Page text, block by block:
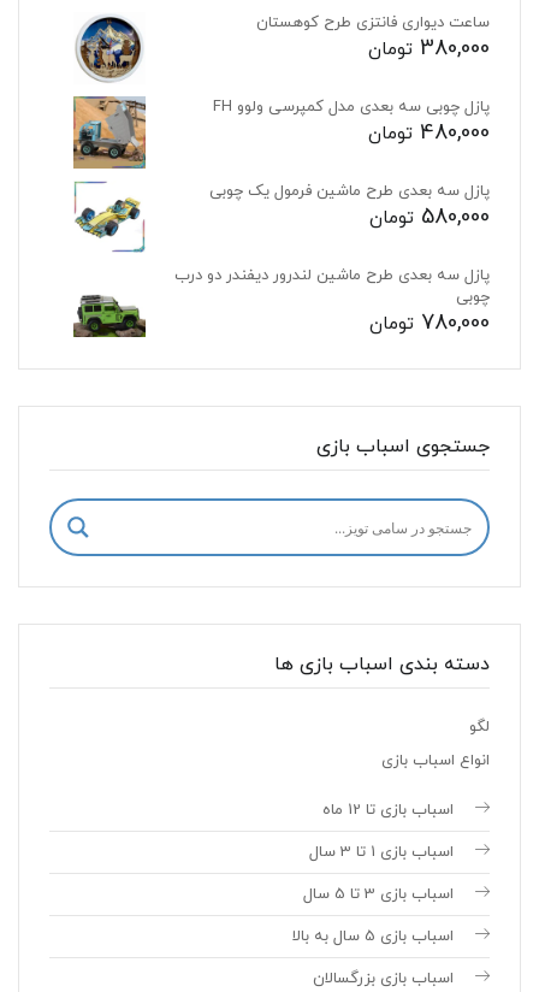
ساعت دیواری فانتزی طرح کوهستان
380,000 تومان
پازل چوبی سه بعدی مدل کمپرسی ولوو FH
480,000 تومان
پازل سه بعدی طرح ماشین فرمول یک چوبی
580,000 تومان
پازل سه بعدی طرح ماشین لندرور دیفندر دو درب
چوبی
780,000 تومان
جستجوی اسباب بازی
دسته بندی اسباب بازی ها
لگو
انواع اسباب بازی
اسباب بازی تا 12 ماه
اسباب بازی 1 تا 3 سال
اسباب بازی 3 تا 5 سال
اسباب بازی 5 سال به بالا
اسباب بازی بزرگسالان